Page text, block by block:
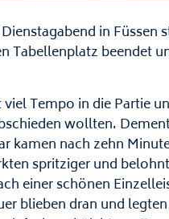
in Füssen
Tabellenplatz beendet
Tempo in die Partie
wollten.
kamen nach zehn
spritziger und
einer schönen
blieben dran und